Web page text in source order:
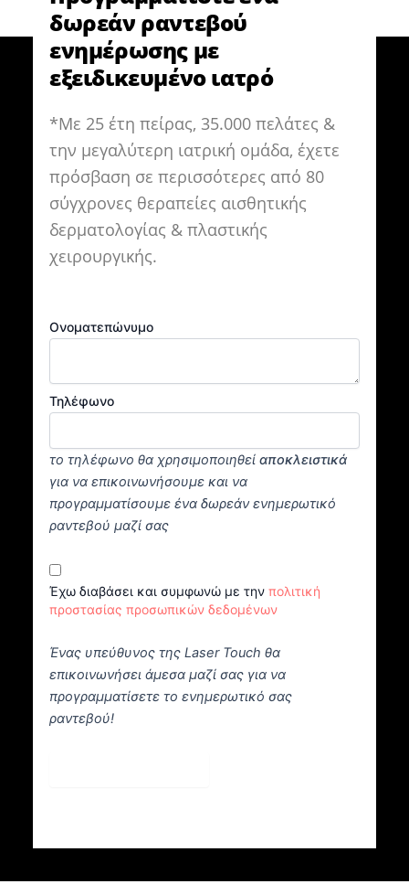
δωρεάν ραντεβού
ενημέρωσης με
εξειδικευμένο ιατρό
*Με 25 έτη πείρας, 35.000 πελάτες &
την μεγαλύτερη ιατρική ομάδα, έχετε
πρόσβαση σε περισσότερες από 80
σύγχρονες θεραπείες αισθητικής
δερματολογίας & πλαστικής
χειρουργικής.
Ονοματεπώνυμο
Τηλέφωνο
το τηλέφωνο θα χρησιμοποιηθεί αποκλειστικά
για να επικοινωνήσουμε και να
προγραμματίσουμε ένα δωρεάν ενημερωτικό
ραντεβού μαζί σας
Έχω διαβάσει και συμφωνώ με την πολιτική
προστασίας προσωπικών δεδομένων
Ένας υπεύθυνος της Laser Touch θα
επικοινωνήσει άμεσα μαζί σας για να
προγραμματίσετε το ενημερωτικό σας
ραντεβού!